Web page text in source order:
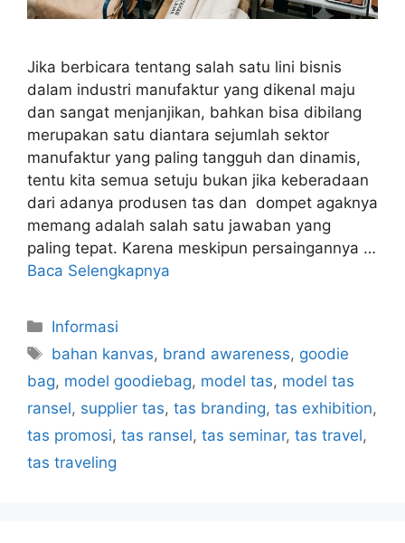
Jika berbicara tentang salah satu lini bisnis
dalam industri manufaktur yang dikenal maju
dan sangat menjanjikan, bahkan bisa dibilang
merupakan satu diantara sejumlah sektor
manufaktur yang paling tangguh dan dinamis,
tentu kita semua setuju bukan jika keberadaan
dari adanya produsen tas dan dompet agaknya
memang adalah salah satu jawaban yang
paling tepat. Karena meskipun persaingannya …
Baca Selengkapnya
Kategori
Informasi
Tag
bahan kanvas, brand awareness, goodie
bag, model goodiebag, model tas, model tas
ransel, supplier tas, tas branding, tas exhibition,
tas promosi, tas ransel, tas seminar, tas travel,
tas traveling